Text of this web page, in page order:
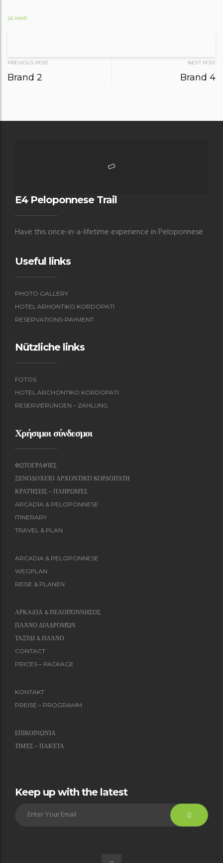
26 MAR
P
PREVIOUS POST
Brand 2
NEXT POST
Brand 4
E4 Peloponnese Trail
Have this once-in-a-lifetime experience in Peloponnese
Useful links
PHOTO GALLERY
HOTEL ARHONTIKO KORDOPATI
RESERVATIONS-PAYMENT
Nützliche links
FOTOS
HOTEL ARCHONTIKO KORDOPATI
RESERVIERUNGEN – ZAHLUNG
Χρήσιμοι σύνδεσμοι
ΦΩΤΟΓΡΑΦΊΕΣ
ΞΕΝΟΔΟΧΕΊΟ ΑΡΧΟΝΤΙΚΌ ΚΟΡΔΟΠΆΤΗ
ΚΡΑΤΉΣΕΙΣ – ΠΛΗΡΩΜΈΣ
ARCADIA & PELOPONNESE
ITINERARY
TRAVEL & PLAN
ARCADIA & PELOPONNESE
WEGPLAN
REISE & PLANEN
ΑΡΚΑΔΊΑ & ΠΕΛΟΠΌΝΝΗΣΟΣ
ΠΛΆΝΟ ΔΙΑΔΡΟΜΏΝ
ΤΑΞΊΔΙ & ΠΛΆΝΟ
CONTACT
PRICES – PACKAGE
KONTAKT
PREISE – PROGRAMM
ΕΠΙΚΟΙΝΩΝΊΑ
ΤΙΜΈΣ – ΠΑΚΈΤΑ
Keep up with the latest